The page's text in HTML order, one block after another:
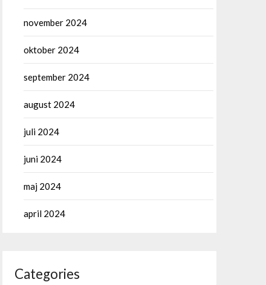
november 2024
oktober 2024
september 2024
august 2024
juli 2024
juni 2024
maj 2024
april 2024
Categories